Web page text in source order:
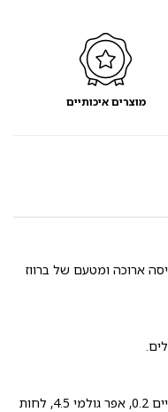
ארוכה ומטעם של ברווז
חלבון גולמי 34, שומן גולמי 3, סיבים גולמיים 0.2, אפר גולמי 4.5, לחות
מוצרים איכותיים